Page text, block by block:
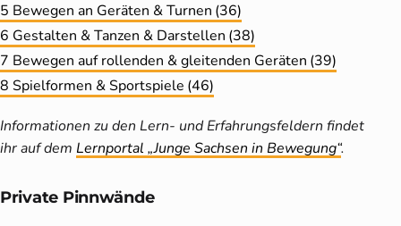
5 Bewegen an Geräten & Turnen (36)
6 Gestalten & Tanzen & Darstellen (38)
7 Bewegen auf rollenden & gleitenden Geräten (39)
8 Spielformen & Sportspiele (46)
Informationen zu den Lern- und Erfahrungsfeldern findet
ihr auf dem Lernportal „Junge Sachsen in Bewegung“.
Private Pinnwände